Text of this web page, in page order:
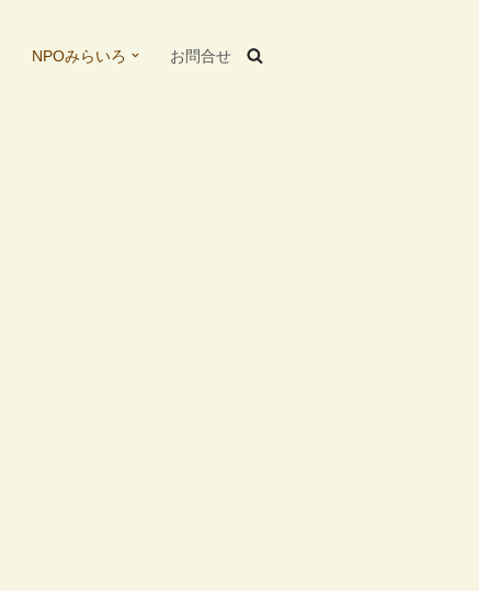
NPOみらいろ お問合せ